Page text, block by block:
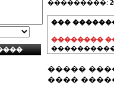
���������:
���
��������
�����
���� ������